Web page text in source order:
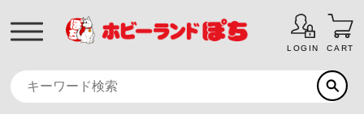
LOGIN CART